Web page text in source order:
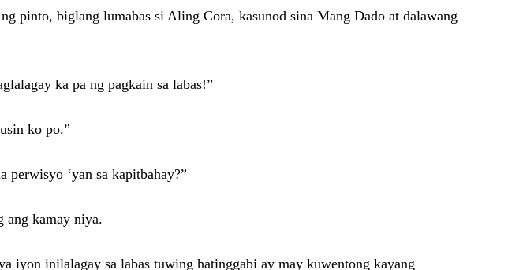
pinto, biglang lumabas si Aling Cora, kasunod sina Mang Dado at dalawang
ka pa ng pagkain sa labas!”
ko po.”
‘yan sa kapitbahay?”
ang kamay niya.
iyon inilalagay sa labas tuwing hatinggabi ay may kuwentong kayang